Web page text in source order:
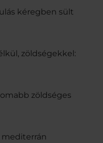
kéregben sült
zöldségekkel:
zöldséges
mediterrán